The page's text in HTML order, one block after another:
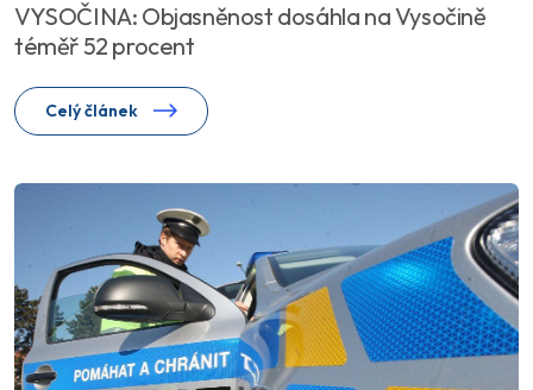
VYSOČINA: Objasněnost dosáhla na Vysočině
téměř 52 procent
Celý článek